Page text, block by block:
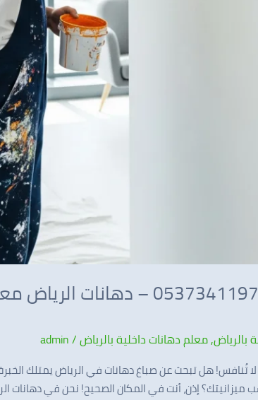
صباغ دهانات في الرياض اتصل بنا
بالرياض,معلم دهانات داخلية بالرياض/
admin
تُنافس! هل تبحث عن صباغ دهانات في الرياض يمتلك
ميزانيتك؟ إذن، أنت في المكان الصحيح! نحن في دهانات